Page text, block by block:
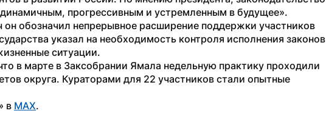
прогрессивным и устремленным в будущее».
он обозначил непрерывное расширение поддержки участников
указал на необходимость контроля исполнения законов
ситуации.
в марте в Заксобрании Ямала недельную практику проходили
округа. Кураторами для 22 участников стали опытные
в MAX.